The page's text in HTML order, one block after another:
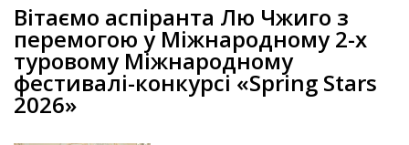
Вітаємо аспіранта Лю Чжиго з
перемогою у Міжнародному 2-х
туровому Міжнародному
фестивалі-конкурсі «Spring Stars
2026»